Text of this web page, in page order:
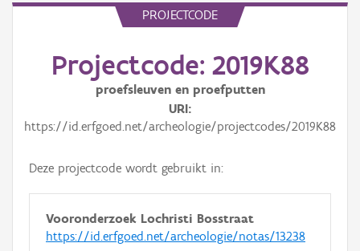
PROJECTCODE
Projectcode: 2019K88
proefsleuven en proefputten
URI
https://id.erfgoed.net/archeologie/projectcodes/2019K88
Deze projectcode wordt gebruikt in:
Vooronderzoek Lochristi Bosstraat
https://id.erfgoed.net/archeologie/notas/13238